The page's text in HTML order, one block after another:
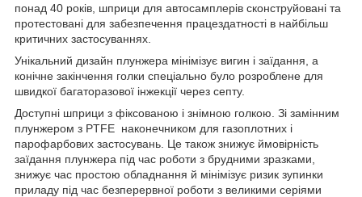
понад 40 років, шприци для автосамплерів сконструйовані та
протестовані для забезпечення працездатності в найбільш
критичних застосуваннях.
Унікальний дизайн плунжера мінімізує вигин і заїдання, а
конічне закінчення голки спеціально було розроблене для
швидкої багаторазової інжекції через септу.
Доступні шприци з фіксованою і знімною голкою. Зі замінним
плунжером з PTFE наконечником для газоплотних і
парофарбових застосувань. Це також знижує ймовірність
заїдання плунжера під час роботи з брудними зразками,
знижує час простою обладнання й мінімізує ризик зупинки
приладу під час безперервної роботи з великими серіями